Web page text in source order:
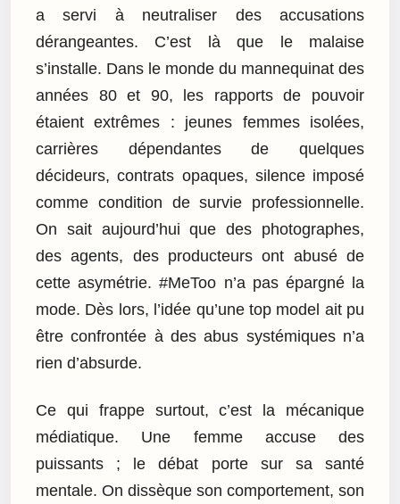
a servi à neutraliser des accusations
dérangeantes. C’est là que le malaise
s’installe. Dans le monde du mannequinat des
années 80 et 90, les rapports de pouvoir
étaient extrêmes : jeunes femmes isolées,
carrières dépendantes de quelques
décideurs, contrats opaques, silence imposé
comme condition de survie professionnelle.
On sait aujourd’hui que des photographes,
des agents, des producteurs ont abusé de
cette asymétrie. #MeToo n’a pas épargné la
mode. Dès lors, l’idée qu’une top model ait pu
être confrontée à des abus systémiques n’a
rien d’absurde.
Ce qui frappe surtout, c’est la mécanique
médiatique. Une femme accuse des
puissants ; le débat porte sur sa santé
mentale. On dissèque son comportement, son